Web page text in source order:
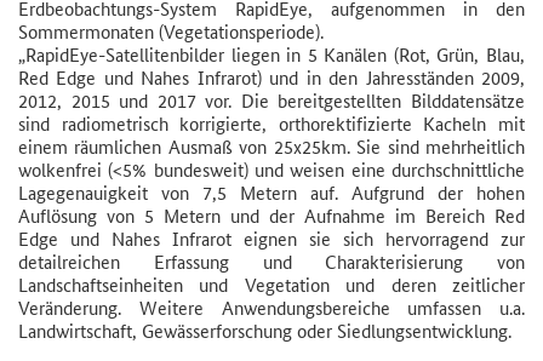
Erdbeobachtungs-System RapidEye, aufgenommen in den
Sommermonaten (Vegetationsperiode).
„RapidEye-Satellitenbilder liegen in 5 Kanälen (Rot, Grün, Blau,
Red Edge und Nahes Infrarot) und in den Jahresständen 2009,
2012, 2015 und 2017 vor. Die bereitgestellten Bilddatensätze
sind radiometrisch korrigierte, orthorektifizierte Kacheln mit
einem räumlichen Ausmaß von 25x25km. Sie sind mehrheitlich
wolkenfrei (<5% bundesweit) und weisen eine durchschnittliche
Lagegenauigkeit von 7,5 Metern auf. Aufgrund der hohen
Auflösung von 5 Metern und der Aufnahme im Bereich Red
Edge und Nahes Infrarot eignen sie sich hervorragend zur
detailreichen Erfassung und Charakterisierung von
Landschaftseinheiten und Vegetation und deren zeitlicher
Veränderung. Weitere Anwendungsbereiche umfassen u.a.
Landwirtschaft, Gewässerforschung oder Siedlungsentwicklung.